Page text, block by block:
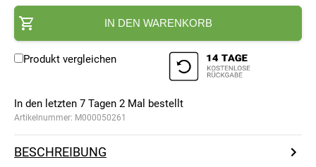
IN DEN WARENKORB
Produkt vergleichen
In den letzten 7 Tagen 2 Mal bestellt
Artikelnummer: M000050261
BESCHREIBUNG